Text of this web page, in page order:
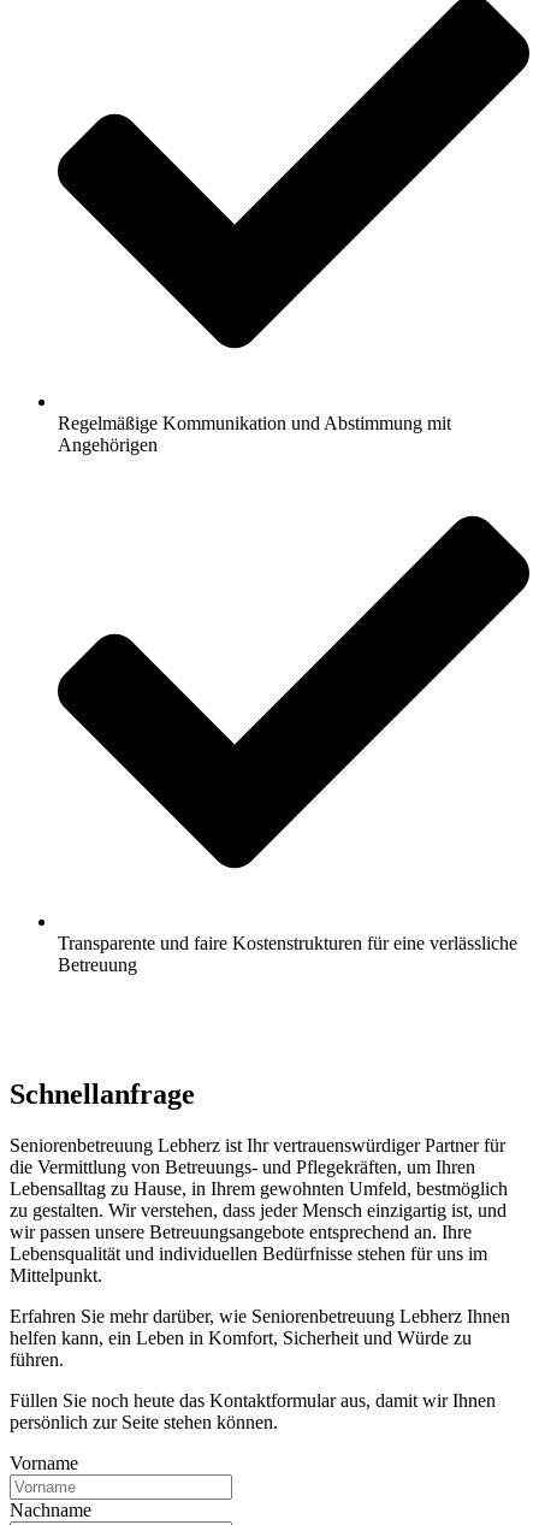
Regelmäßige Kommunikation und Abstimmung mit
Angehörigen
Transparente und faire Kostenstrukturen für eine verlässliche
Betreuung
Schnell­anfrage
Seniorenbetreuung Lebherz ist Ihr vertrauenswürdiger Partner für
die Vermittlung von Betreuungs- und Pflegekräften, um Ihren
Lebensalltag zu Hause, in Ihrem gewohnten Umfeld, bestmöglich
zu gestalten. Wir verstehen, dass jeder Mensch einzigartig ist, und
wir passen unsere Betreuungsangebote entsprechend an. Ihre
Lebensqualität und individuellen Bedürfnisse stehen für uns im
Mittelpunkt.
Erfahren Sie mehr darüber, wie Seniorenbetreuung Lebherz Ihnen
helfen kann, ein Leben in Komfort, Sicherheit und Würde zu
führen.
Füllen Sie noch heute das Kontaktformular aus, damit wir Ihnen
persönlich zur Seite stehen können.
Vorname
Nachname